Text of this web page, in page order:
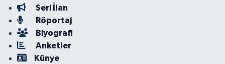
Seri İlan
Röportaj
Biyografi
Anketler
Künye